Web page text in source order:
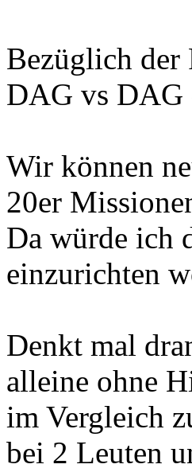
Bezüglich der
DAG vs DAG
Wir können
20er
Da würde ich
einzurichten
Denkt mal
alleine ohne
im Vergleich
bei 2 Leuten